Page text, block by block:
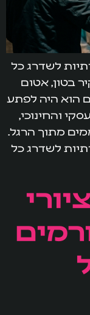
5 דרכים יצירתיות לשדרג כל
בטון, אטום
הוא היה לפתע
והחינוכי,
מתוך הרגל.
5 דרכים יצירתיות לשדרג כל